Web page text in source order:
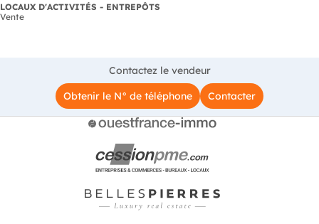
LOCAUX D'ACTIVITÉS - ENTREPÔTS
Vente
Contactez le vendeur
Obtenir le N° de téléphone
Contacter